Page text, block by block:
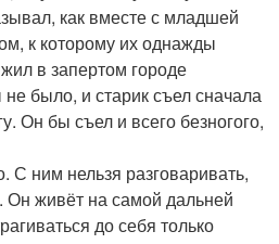
как вместе с младшей
к которому их однажды
в запертом городе
было, и старик съел сначала
Он бы съел и всего безногого,
С ним нельзя разговаривать,
Он живёт на самой дальней
до себя только